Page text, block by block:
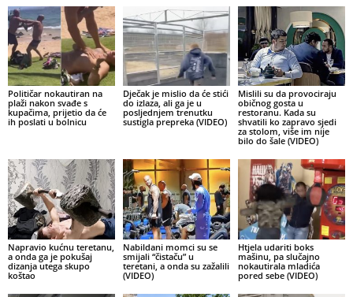
Političar nokautiran na
plaži nakon svađe s
kupačima, prijetio da će
ih poslati u bolnicu
Dječak je mislio da će stići
do izlaza, ali ga je u
posljednjem trenutku
sustigla prepreka (VIDEO)
Mislili su da provociraju
običnog gosta u
restoranu. Kada su
shvatili ko zapravo sjedi
za stolom, više im nije
bilo do šale (VIDEO)
Napravio kućnu teretanu,
a onda ga je pokušaj
dizanja utega skupo
koštao
Nabildani momci su se
smijali “čistaču” u
teretani, a onda su zažalili
(VIDEO)
Htjela udariti boks
mašinu, pa slučajno
nokautirala mladića
pored sebe (VIDEO)